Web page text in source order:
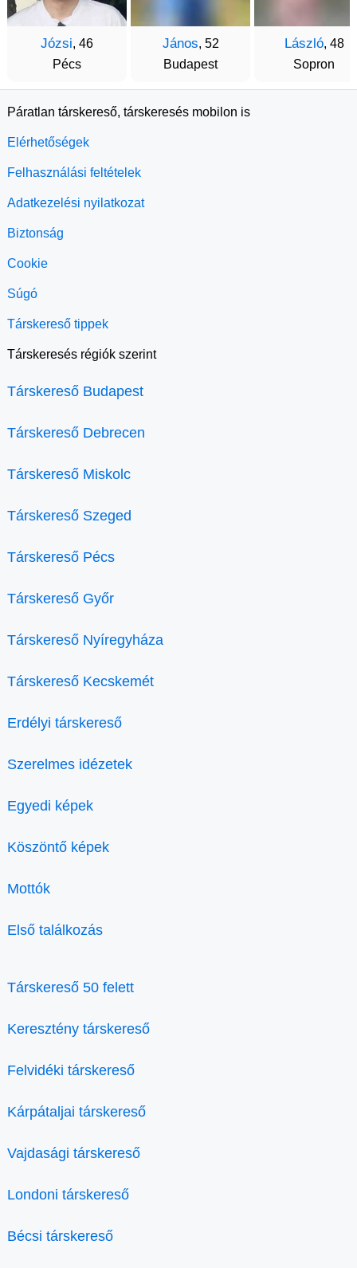
Józsi, 46
Pécs
János, 52
Budapest
László, 48
Sopron
Páratlan társkereső, társkeresés mobilon is
Elérhetőségek
Felhasználási feltételek
Adatkezelési nyilatkozat
Biztonság
Cookie
Súgó
Társkereső tippek
Társkeresés régiók szerint
Társkereső Budapest
Társkereső Debrecen
Társkereső Miskolc
Társkereső Szeged
Társkereső Pécs
Társkereső Győr
Társkereső Nyíregyháza
Társkereső Kecskemét
Erdélyi társkereső
Szerelmes idézetek
Egyedi képek
Köszöntő képek
Mottók
Első találkozás
Társkereső 50 felett
Keresztény társkereső
Felvidéki társkereső
Kárpátaljai társkereső
Vajdasági társkereső
Londoni társkereső
Bécsi társkereső